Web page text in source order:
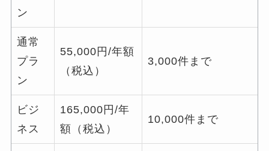
ン
通常
プラ
ン
55,000円/年額
（税込）
3,000件まで
ビジ
ネス
165,000円/年
額（税込）
10,000件まで